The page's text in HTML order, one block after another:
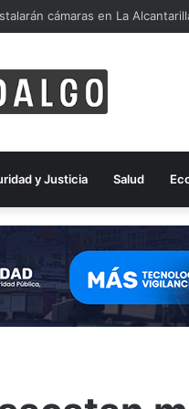
cámaras en La
y Justicia Salud